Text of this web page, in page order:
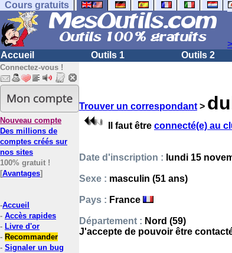
Cours gratuits
>
Accueil
Outils 1 Outils 2
Connectez-vous !
Nouveau compte
Des millions de
comptes créés sur
nos sites
100% gratuit !
[Avantages]
-Accueil
- Accès rapides
- Livre d'or
- Recommander
- Signaler un bug
Trouver un correspondant >
Il faut être connecté(e) au
Date d'inscription : lundi 15
Sexe : masculin (51 ans)
Pays : France
Département : Nord (59)
J'accepte de pouvoir être